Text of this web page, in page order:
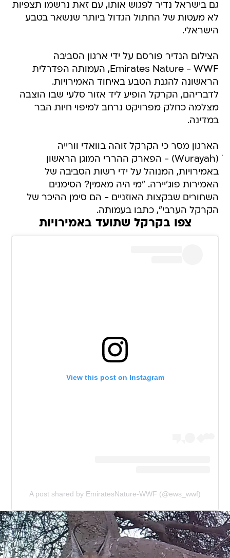
גם בישראל נדיר לפגוש אותו, עם זאת נרשמו תצפיות
לא מעטות של החתול הגדול ביותר שנשאר בטבע
הישראלי.
הצילום הנדיר פורסם על ידי ארגון הסביבה
Emirates Nature - WWF, העמותה הפדרלית
הראשונה להגנת הטבע באיחוד האמירויות.
לדבריהם, הקרקל הופיע ליד אזור סלעי שבו הוצבה
מצלמה כחלק מפרויקט נרחב למיפוי חיות הבר
במדינה.
הארגון מסר כי הקרקל זוהה בוואדי וורייה
ׁ(Wurayah) - הפארק ההררי המוגן הראשון
באמירויות, המנוהל על ידי רשות הסביבה של
האמירות פוג'יירה. "מי היה מאמין? הסימנים
השחורים שבקצות האוזניים - הם סימן ההיכר של
הקרקל הערבי", כתבו בעמותה.
צפו בקרקל שתועד באמירויות
View this post on Instagram
A post shared by EmiratesNature-WWF (@ews_wwf)